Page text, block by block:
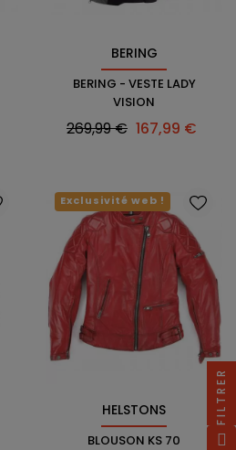
BERING
BERING - VESTE LADY
VISION
Prix
269,99 € Prix
167,99 €
Exclusivité web !
HELSTONS
BLOUSON KS 70
FILTRER